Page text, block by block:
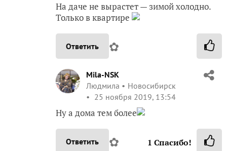
На даче не вырастет — зимой холодно.
Только в квартире
Ответить ✿
Mila-NSK
Людмила
Новосибирск
25 ноября 2019, 13:54
Ну а дома тем более
Ответить ✿ 1 Спасибо!